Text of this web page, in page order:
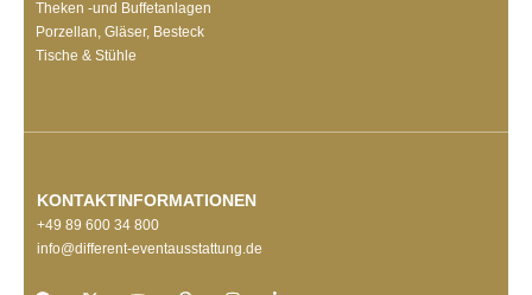
Theken -und Buffetanlagen
Porzellan, Gläser, Besteck
Tische & Stühle
KONTAKTINFORMATIONEN
+49 89 600 34 800
info@different-eventausstattung.de